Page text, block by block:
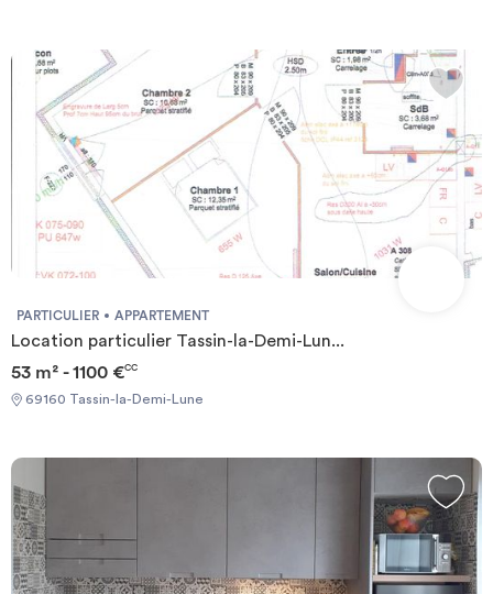
PARTICULIER APPARTEMENT
Location particulier Tassin-la-Demi-Lun...
53 m² - 1100 €CC
69160 Tassin-la-Demi-Lune